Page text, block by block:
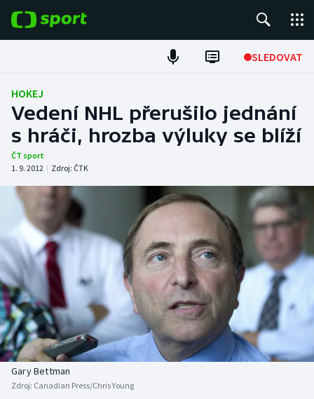
SLEDOVAT
Fotbal
Hokej
Tenis
Atletika
Cyklistika
DALŠÍ SPORTY
Americký fotbal
Baseball a softbal
Basketbal
Biatlon
NEPŘEHLÉDNĚTE
Soutěže
Historické návraty
Aplikace ČT sport
HOKEJ
Vedení NHL přerušilo jednání
s hráči, hrozba výluky se blíží
ČT sport
1. 9. 2012 | Zdroj: ČTK
Gary Bettman
Zdroj: Canadian Press/Chris Young